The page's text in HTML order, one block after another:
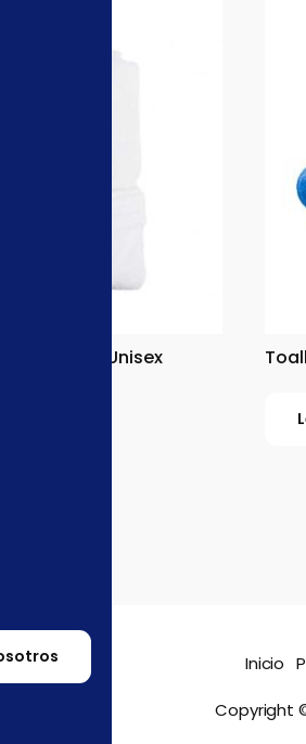
Wamsutta Unisex
Inicio
Copyright